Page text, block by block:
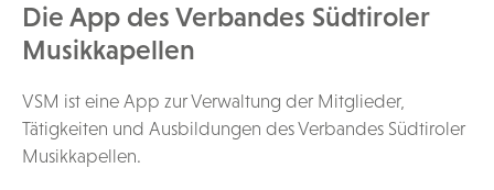
Die App des Verbandes Südtiroler
Musikkapellen
VSM ist eine App zur Verwaltung der Mitglieder,
Tätigkeiten und Ausbildungen des Verbandes Südtiroler
Musikkapellen.